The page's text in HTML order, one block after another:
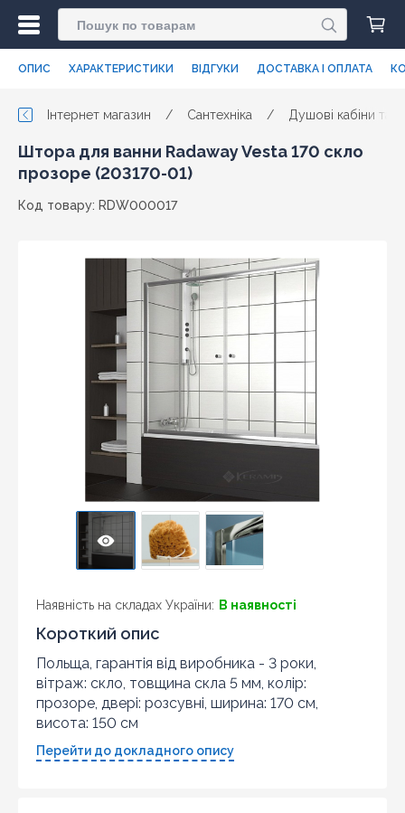
ОПИС ХАРАКТЕРИСТИКИ ВІДГУКИ ДОСТАВКА І ОПЛАТА
Інтернет магазин / Сантехніка / Душові кабіни та
Штора для ванни Radaway Vesta 170 скло
прозоре (203170-01)
Код товару: RDW000017
Наявність на складах України: В наявності
Короткий опис
Польща, гарантія від виробника - 3 роки,
вітраж: скло, товщина скла 5 мм, колір:
прозоре, двері: розсувні, ширина: 170 см,
висота: 150 см
Перейти до докладного опису